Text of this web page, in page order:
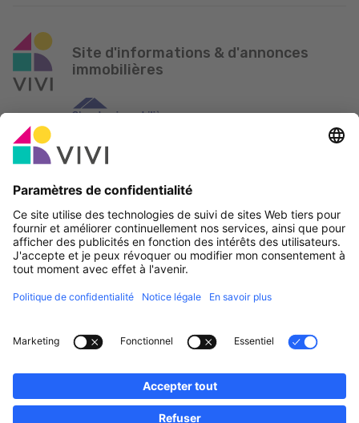
Site d'informations & d'annonces
immobilières
Professionnels, devenez membres!
Notice Légale